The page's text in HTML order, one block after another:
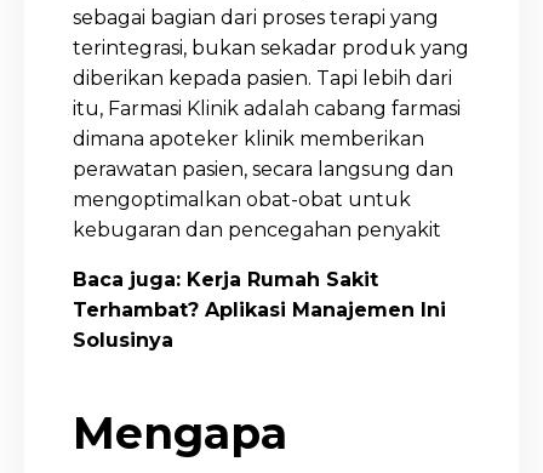
sebagai bagian dari proses terapi yang
terintegrasi, bukan sekadar produk yang
diberikan kepada pasien. Tapi lebih dari
itu, Farmasi Klinik adalah cabang farmasi
dimana apoteker klinik memberikan
perawatan pasien, secara langsung dan
mengoptimalkan obat-obat untuk
kebugaran dan pencegahan penyakit
Baca juga: Kerja Rumah Sakit
Terhambat? Aplikasi Manajemen Ini
Solusinya
Mengapa